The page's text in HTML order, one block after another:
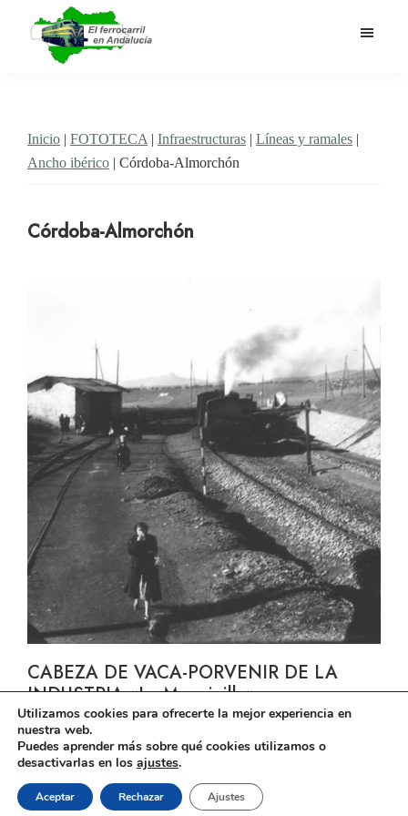
contenido
Andalucía
ferrocarril
en
Inicio | FOTOTECA | Infraestructuras | Líneas y ramales |
Ancho ibérico | Córdoba-Almorchón
Córdoba-Almorchón
CABEZA DE VACA-PORVENIR DE LA
INDUSTRIA «La Maquinilla»
El ferrocarril en Andalucía © 2026
Utilizamos cookies para ofrecerte la mejor experiencia en
nuestra web.
Puedes aprender más sobre qué cookies utilizamos o
desactivarlas en los ajustes.
Aceptar Rechazar Ajustes